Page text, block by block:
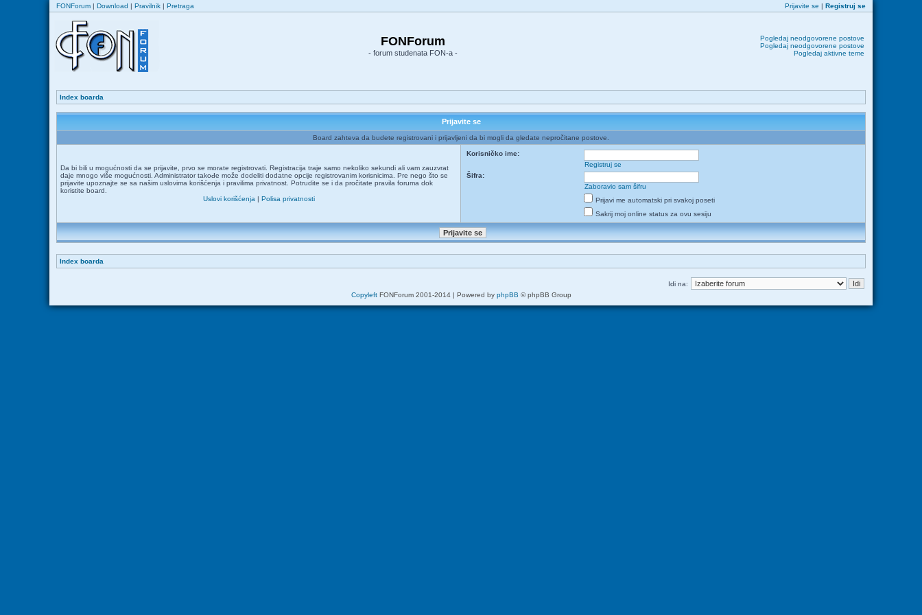
FONForum | Download | Pravilnik | Pretraga Prijavite se | Registruj se
FONForum
- forum studenata FON-a -
Pogledaj neodgovorene postove
Pogledaj neodgovorene postove
Pogledaj aktivne teme
Index boarda
Prijavite se
Board zahteva da budete registrovani i prijavljeni da bi mogli da gledate nepročitane postove.
Da bi bili u mogućnosti da se prijavite, prvo se morate registrovati. Registracija traje samo nekoliko sekundi ali vam zauzvrat
daje mnogo više mogućnosti. Administrator takođe može dodeliti dodatne opcije registrovanim korisnicima. Pre nego što se
prijavite upoznajte se sa našim uslovima korišćenja i pravilima privatnost. Potrudite se i da pročitate pravila foruma dok
koristite board.
Uslovi korišćenja | Polisa privatnosti
Korisničko ime:
Registruj se
Šifra:
Zaboravio sam šifru
Prijavi me automatski pri svakoj poseti
Sakrij moj online status za ovu sesiju
Index boarda
Idi na:
CopyleftFONForum 2001-2014 | Powered by phpBB © phpBB Group